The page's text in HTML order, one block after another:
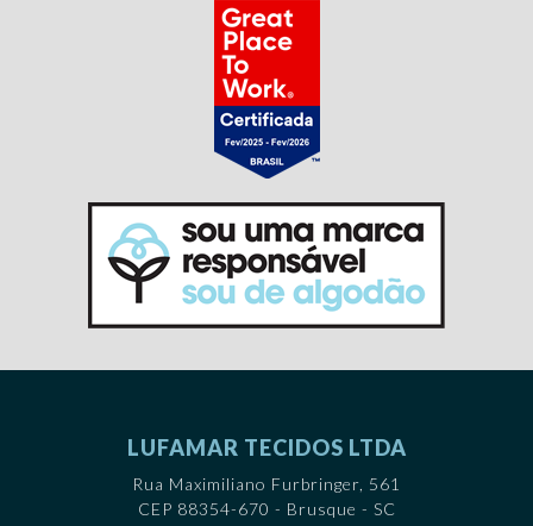
LUFAMAR TECIDOS LTDA
Rua Maximiliano Furbringer, 561
CEP 88354-670 - Brusque - SC